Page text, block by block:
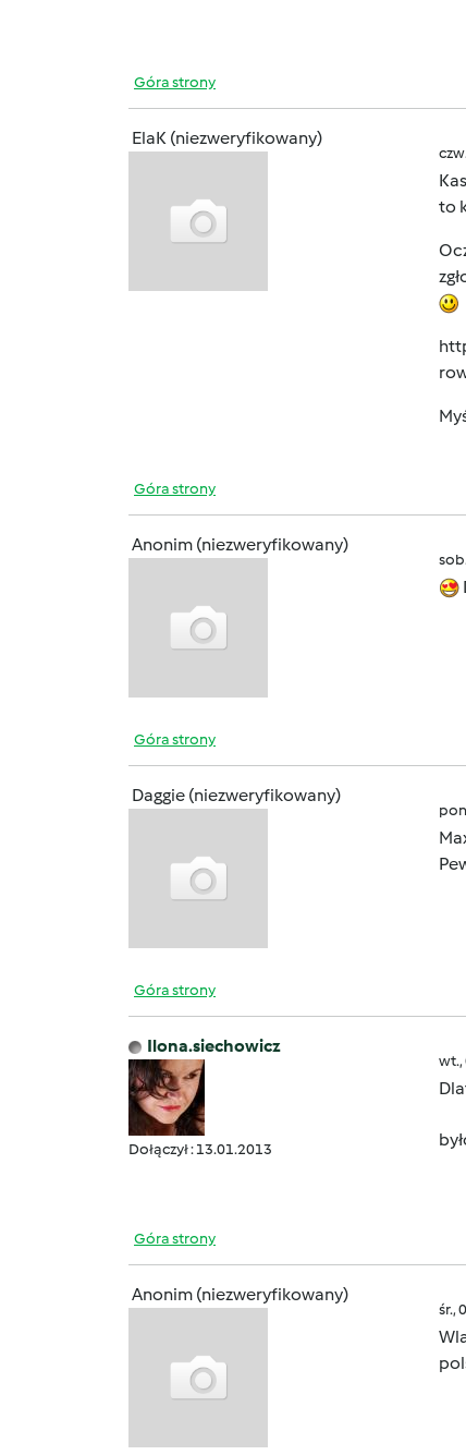
Góra strony
ElaK (niezweryfikowany)
to
Góra strony
Anonim (niezweryfikowany)
Góra strony
Daggie (niezweryfikowany)
Góra strony
Ilona.siechowicz
Dołączył : 13.01.2013
wt.,
Góra strony
Anonim (niezweryfikowany)
śr.,